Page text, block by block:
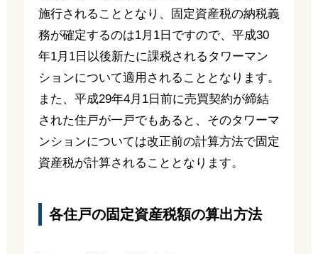
施行されることとなり、固定資産税の納税義
務が確定するのは1月1日ですので、平成30
年1月1日以後新たに課税されるタワーマン
ションについて適用されることとなります。
また、平成29年4月1日前に売買契約が締結
された住戸が一戸でもあると、そのタワーマ
ンションについては改正前の計算方法で固定
資産税が計算されることとなります。
各住戸の固定資産税額の算出方法